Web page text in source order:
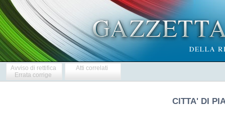
Avviso di rettifica
Errata corrige
Atti correlati
CITTA' DI